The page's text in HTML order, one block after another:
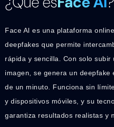
Face AI es una plataforma
deepfakes que permite
rápida y sencilla. Con solo
imagen, se genera un deepfake
de un minuto. Funciona sin
y dispositivos móviles, y su
garantiza resultados realistas y